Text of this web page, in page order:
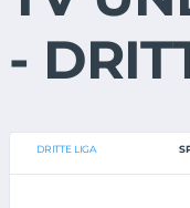
-
DRITTE LIGA